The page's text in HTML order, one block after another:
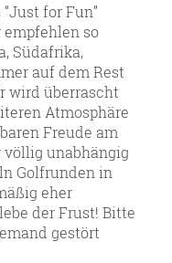
for Fun”
so
Südafrika,
auf dem Rest
wird überrascht
Atmosphäre
Freude am
völlig unabhängig
Golfrunden in
eher
der Frust! Bitte
gestört